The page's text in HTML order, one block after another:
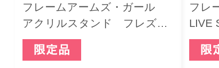
フレームアームズ・ガール
アクリルスタンド フレズヴ
ェルク LIVE SHOW! ver.
フレ
LIVE
クシ